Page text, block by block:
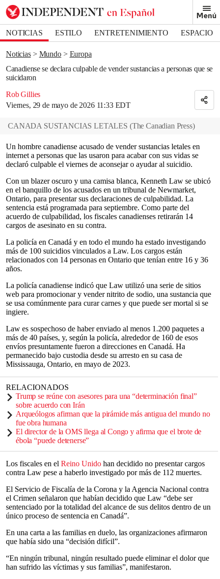
Menú
NOTICIAS ESTILO ENTRETENIMIENTO
ESPACIO
DEPORTES
Noticias Mundo
Europa
Canadiense se declara culpable de vender sustancias a personas que se
suicidaron
Rob Gillies
Viernes, 29 de mayo de 2026 11:33 EDT
Bookmark popover
Removed from bookmarks
Close popover
CANADA SUSTANCIAS LETALES (The Canadian Press)
Un hombre canadiense acusado de vender sustancias letales en
internet a personas que las usaron para acabar con sus vidas se
declaró culpable el viernes de aconsejar o ayudar al suicidio.
Con un blazer oscuro y una camisa blanca, Kenneth Law se ubicó
en el banquillo de los acusados en un tribunal de Newmarket,
Ontario, para presentar sus declaraciones de culpabilidad. La
sentencia está programada para septiembre. Como parte del
acuerdo de culpabilidad, los fiscales canadienses retirarán 14
cargos de asesinato en su contra.
La policía en Canadá y en todo el mundo ha estado investigando
más de 100 suicidios vinculados a Law. Los cargos están
relacionados con 14 personas en Ontario que tenían entre 16 y 36
años.
La policía canadiense indicó que Law utilizó una serie de sitios
web para promocionar y vender nitrito de sodio, una sustancia que
se usa comúnmente para curar carnes y que puede ser mortal si se
ingiere.
Law es sospechoso de haber enviado al menos 1.200 paquetes a
más de 40 países, y, según la policía, alrededor de 160 de esos
envíos presuntamente fueron a direcciones en Canadá. Ha
permanecido bajo custodia desde su arresto en su casa de
Mississauga, Ontario, en mayo de 2023.
RELACIONADOS
Trump se reúne con asesores para una “determinación final”
sobre acuerdo con Irán
Arqueólogos afirman que la pirámide más antigua del mundo no
fue obra humana
El director de la OMS llega al Congo y afirma que el brote de
ébola “puede detenerse”
Los fiscales en el Reino Unido han decidido no presentar cargos
contra Law pese a haberlo investigado por más de 112 muertes.
El Servicio de Fiscalía de la Corona y la Agencia Nacional contra
el Crimen señalaron que habían decidido que Law “debe ser
sentenciado por la totalidad del alcance de sus delitos dentro de un
único proceso de sentencia en Canadá”.
En una carta a las familias en duelo, las organizaciones afirmaron
que había sido una “decisión difícil”.
“En ningún tribunal, ningún resultado puede eliminar el dolor que
han sufrido las víctimas y sus familias”, manifestaron.